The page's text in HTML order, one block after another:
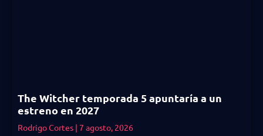
The Witcher temporada 5 apuntaría a un
estreno en 2027
Rodrigo Cortes 7 agosto, 2026